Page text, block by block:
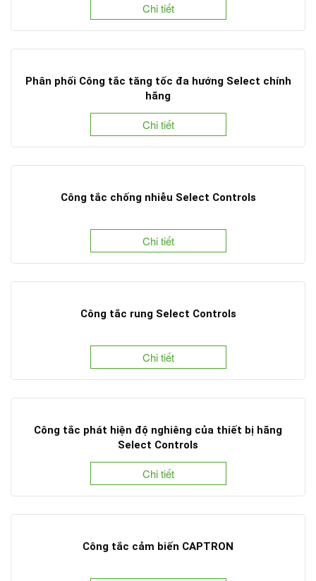
Chi tiết
Phân phối Công tắc tăng tốc đa hướng Select chính
hãng
Chi tiết
Công tắc chống nhiễu Select Controls
Chi tiết
​Công tắc rung Select Controls
Chi tiết
Công tắc phát hiện độ nghiêng của thiết bị hãng
Select Controls
Chi tiết
Công tắc cảm biến CAPTRON